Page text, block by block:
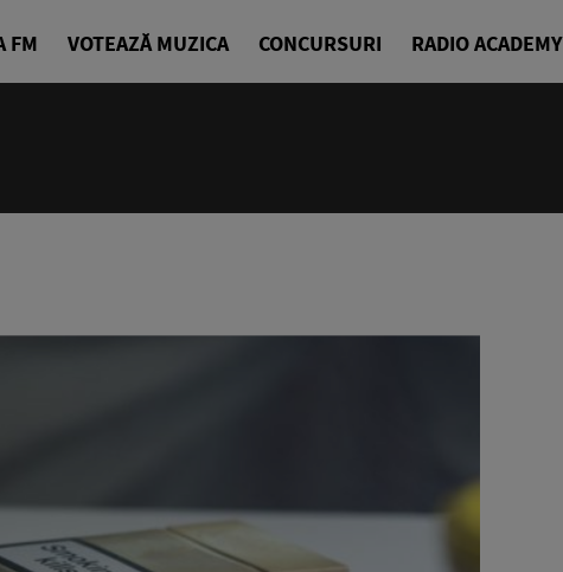
FM VOTEAZĂ MUZICA CONCURSURI RADIO ACADEMY